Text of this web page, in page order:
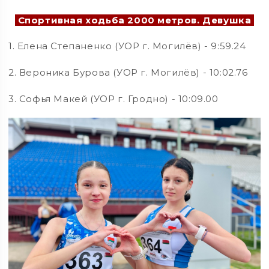
Спортивная ходьба 2000 метров. Девушка
1. Елена Степаненко (УОР г. Могилёв) - 9:59.24
2. Вероника Бурова (УОР г. Могилёв) - 10:02.76
3. Софья Макей (УОР г. Гродно) - 10:09.00